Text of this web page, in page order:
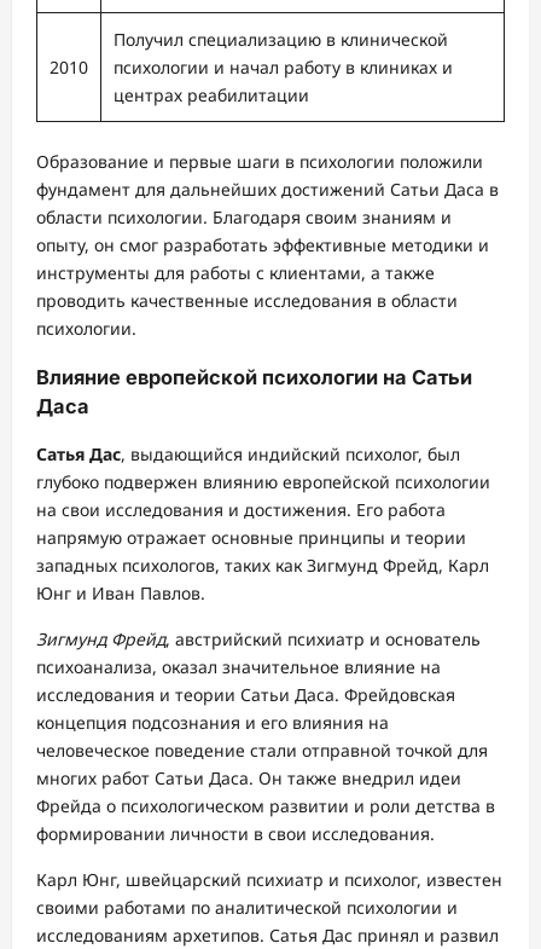
2010
Получил специализацию в клинической
психологии и начал работу в клиниках и
центрах реабилитации
Образование и первые шаги в психологии положили
фундамент для дальнейших достижений Сатьи Даса в
области психологии. Благодаря своим знаниям и
опыту, он смог разработать эффективные методики и
инструменты для работы с клиентами, а также
проводить качественные исследования в области
психологии.
Влияние европейской психологии на Сатьи
Даса
Сатья Дас, выдающийся индийский психолог, был
глубоко подвержен влиянию европейской психологии
на свои исследования и достижения. Его работа
напрямую отражает основные принципы и теории
западных психологов, таких как Зигмунд Фрейд, Карл
Юнг и Иван Павлов.
Зигмунд Фрейд, австрийский психиатр и основатель
психоанализа, оказал значительное влияние на
исследования и теории Сатьи Даса. Фрейдовская
концепция подсознания и его влияния на
человеческое поведение стали отправной точкой для
многих работ Сатьи Даса. Он также внедрил идеи
Фрейда о психологическом развитии и роли детства в
формировании личности в свои исследования.
Карл Юнг, швейцарский психиатр и психолог, известен
своими работами по аналитической психологии и
исследованиям архетипов. Сатья Дас принял и развил